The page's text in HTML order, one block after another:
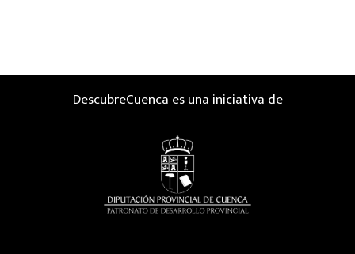
DescubreCuenca es una iniciativa de